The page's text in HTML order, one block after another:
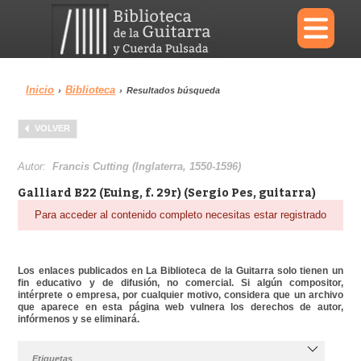
×
Menu
Biblioteca Diccionario
Inicio › Biblioteca › Resultados búsqueda
VOLVER
Autor:Francis Cutting (Inglaterra, 1550-1596)
Galliard B22 (Euing, f. 29r) (Sergio Pes, guitarra)
Para acceder al contenido completo necesitas estar registrado
Los enlaces publicados en La Biblioteca de la Guitarra solo tienen un
fin educativo y de difusión, no comercial. Si algún compositor,
intérprete o empresa, por cualquier motivo, considera que un archivo
que aparece en esta página web vulnera los derechos de autor,
infórmenos y se eliminará.
Etiquetas